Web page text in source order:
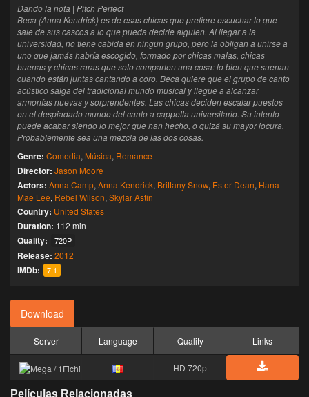
Dando la nota | Pitch Perfect
Beca (Anna Kendrick) es de esas chicas que prefiere escuchar lo que
sale de sus cascos a lo que pueda decirle alguien. Al llegar a la
universidad, no tiene cabida en ningún grupo, pero la obligan a unirse a
uno que jamás habría escogido, formado por chicas malas, chicas
buenas y chicas raras que solo comparten una cosa: lo bien que suenan
cuando están juntas cantando a coro. Beca quiere que el grupo de canto
acústico salga del tradicional mundo musical y llegue a alcanzar
armonías nuevas y sorprendentes. Las chicas deciden escalar puestos
en el despiadado mundo del canto a cappella universitario. Su intento
puede acabar siendo lo mejor que han hecho, o quizá su mayor locura.
Probablemente sea una mezcla de las dos cosas.
Genre: Comedia, Música, Romance
Director: Jason Moore
Actors: Anna Camp, Anna Kendrick, Brittany Snow, Ester Dean, Hana
Mae Lee, Rebel Wilson, Skylar Astin
Country: United States
Duration: 112 min
Quality: 720P
Release: 2012
IMDb: 7.1
Download
Server Language Quality Links
HD 720p
Películas Relacionadas